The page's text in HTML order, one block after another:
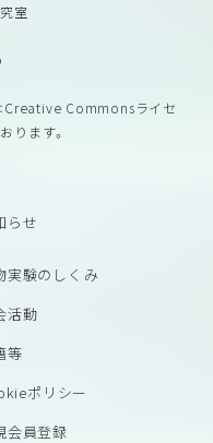
室
Creative Commonsライセ
ります。
らせ
実験のしくみ
活動
等
ポリシー
会員登録